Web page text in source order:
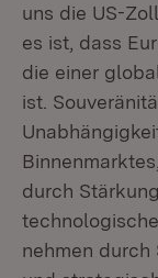
uns die US-
es ist, dass
die einer
ist.
durch
nehmen durch